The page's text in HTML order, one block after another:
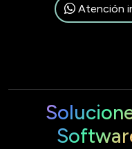
Atención